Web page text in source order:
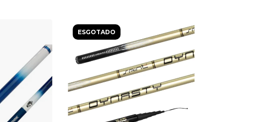
ESGOTADO